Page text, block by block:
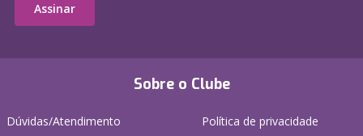
Sobre o Clube
Dúvidas/Atendimento
Política de privacidade
Assinar